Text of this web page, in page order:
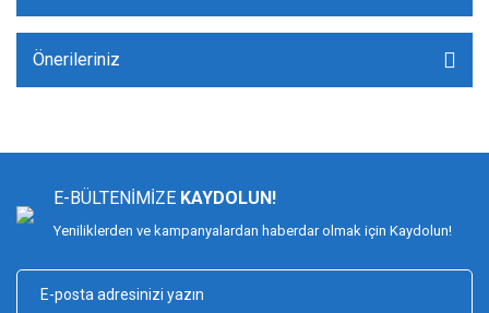
Önerileriniz
E-BÜLTENİMİZE KAYDOLUN!
Yeniliklerden ve kampanyalardan haberdar olmak için Kaydolun!